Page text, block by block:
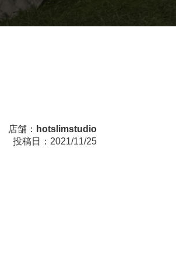
店舗： hotslimstudio
投稿日：2021/11/25